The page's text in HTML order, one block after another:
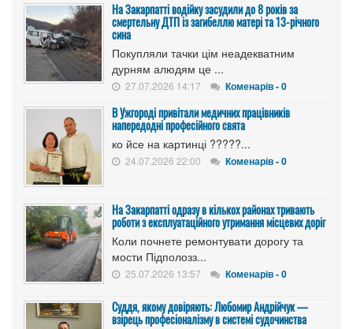
На Закарпатті водійку засудили до 8 років за
смертельну ДТП із загибеллю матері та 13-річного
сина
Покупляли тачки цім неадекватним
дурням алюдям це ...
27.07.2026 14:17 Коменарів - 0
В Ужгороді привітали медичних працівників
напередодні професійного свята
ко йсе на картинці ?????...
24.07.2026 22:00 Коменарів - 0
На Закарпатті одразу в кількох районах тривають
роботи з експлуатаційного утримання місцевих доріг
Коли почнете ремонтувати дорогу та
мости Підполозз...
25.07.2026 13:57 Коменарів - 0
Суддя, якому довіряють: Любомир Андрійчук —
взірець професіоналізму в системі судочинства